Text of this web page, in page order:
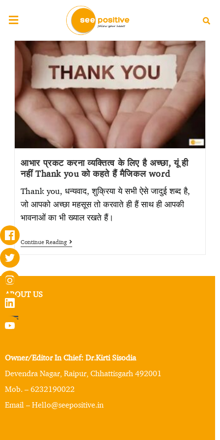
आभार प्रकट करना व्यक्तित्व के लिए है अच्छा, यूं ही
नहीं Thank you को कहते हैं मैजिकल word
Thank you, धन्यवाद, शुक्रिया ये सभी ऐसे जादुई शब्द है,
जो आपको अच्छा महसूस तो करवाते ही हैं साथ ही आपकी
भावनाओं का भी ख्याल रखते हैं।
Continue Reading
ABOUT US
Owner/Editor In Chief: Dr.Kirti Sisodia
Devendra Nagar, Raipur, Chhattisgarh 492001
Mob. – 6232190022
Email – Hello@seepositive.in